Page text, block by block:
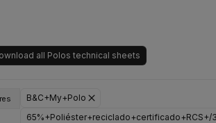
all Polos technical sheets
B&C+My+Polo
65%+Poliéster+reciclado+certificado+RCS+/